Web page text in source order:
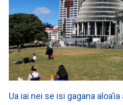
Ua iai nei se isi gagana